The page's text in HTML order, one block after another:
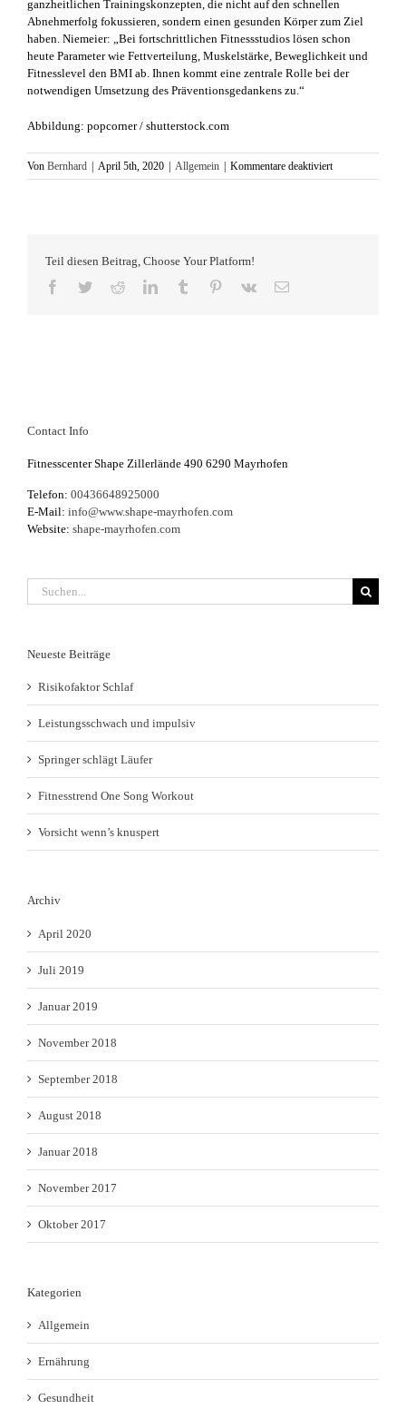
ganzheitlichen Trainingskonzepten, die nicht auf den schnellen
Abnehmerfolg fokussieren, sondern einen gesunden Körper zum Ziel
haben. Niemeier: „Bei fortschrittlichen Fitnessstudios lösen schon
heute Parameter wie Fettverteilung, Muskelstärke, Beweglichkeit und
Fitnesslevel den BMI ab. Ihnen kommt eine zentrale Rolle bei der
notwendigen Umsetzung des Präventionsgedankens zu.“
Abbildung: popcorner / shutterstock.com
Von Bernhard April 5th, 2020 Allgemein Kommentare deaktiviertfür
Body
Teil diesen Beitrag, Choose Your Platform!
Facebook
TwitterRedditLinkedInTumblr Pinterest
Vk
E-
Contact Info
Fitnesscenter Shape Zillerlände 490 6290 Mayrhofen
Telefon: 00436648925000
E-Mail: info@www.shape-mayrhofen.com
Website: shape-mayrhofen.com
Suche
nach:
Neueste Beiträge
Risikofaktor Schlaf
Leistungsschwach und impulsiv
Springer schlägt Läufer
Fitnesstrend One Song Workout
Vorsicht wenn’s knuspert
Archiv
April 2020
Juli 2019
Januar 2019
November 2018
September 2018
August 2018
Januar 2018
November 2017
Oktober 2017
Kategorien
Allgemein
Ernährung
Gesundheit